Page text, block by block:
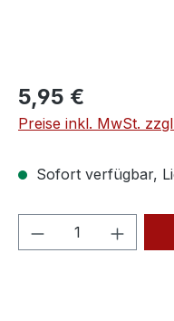
Regulärer Preis:
5,95 €
Preise inkl. MwSt.
Sofort verfügbar,
Produkt